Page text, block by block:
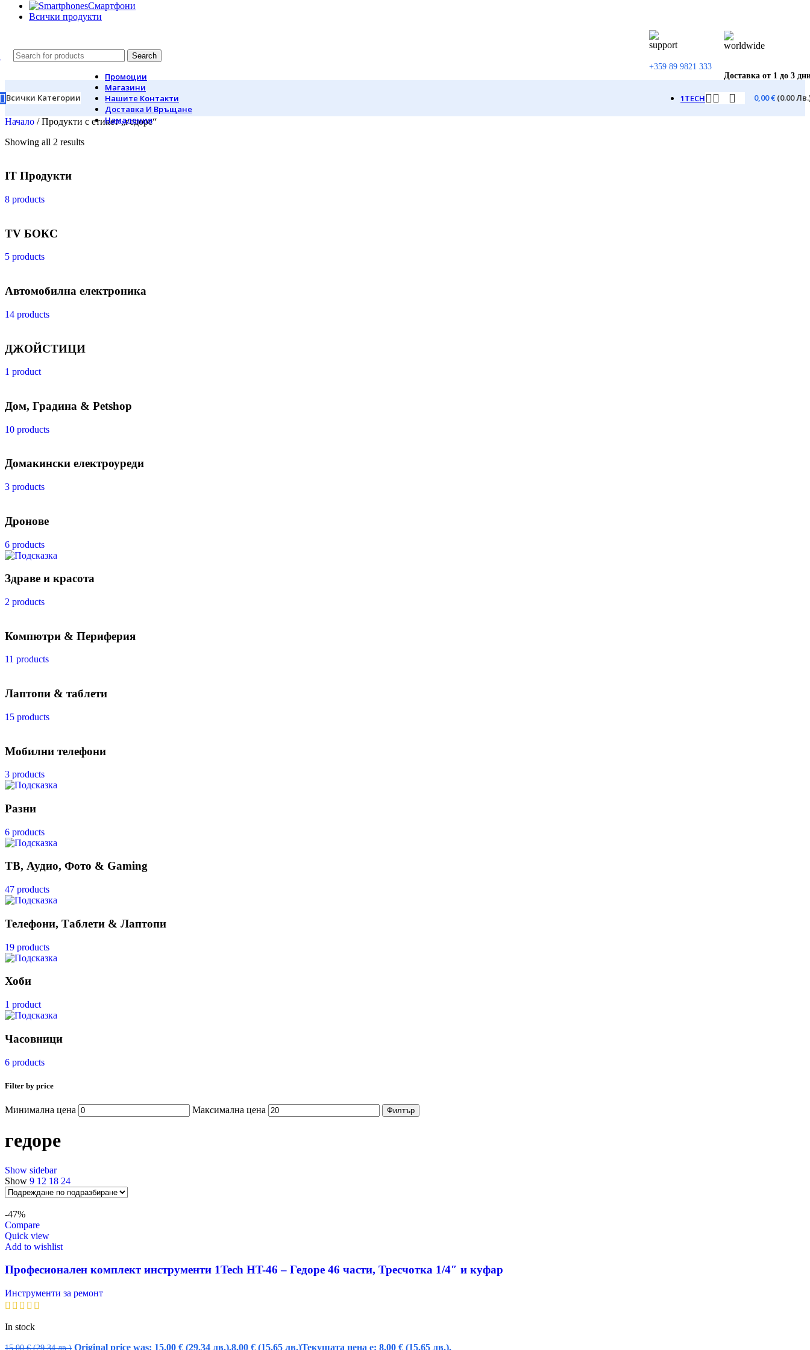
Смартфони
Всички продукти
Search
+359 89 9821 333
Доставка от 1 до 3
Всички Категории
Промоции
Магазини
Нашите Контакти
Доставка И Връщане
Намаления
1TECH 0,00€ (0.00
Начало / Продукти с етикет „гедоре“
Showing all 2 results
IT Продукти
8 products
TV БОКС
5 products
Автомобилна електроника
14 products
ДЖОЙСТИЦИ
1 product
Дом, Градина & Petshop
10 products
Домакински електроуреди
3 products
Дронове
6 products
Здраве и красота
2 products
Компютри & Периферия
11 products
Лаптопи & таблети
15 products
Мобилни телефони
3 products
Разни
6 products
ТВ, Аудио, Фото & Gaming
47 products
Телефони, Таблети & Лаптопи
19 products
Хоби
1 product
Часовници
6 products
Filter by price
Минимална цена Максимална цена Филтър
гедоре
Show sidebar
Show 9 12 18 24
-47%
Compare
Quick view
Add to wishlist
Професионален комплект инструменти 1Tech HT-46 – Гедоре 46 части, Тресчотка 1/4″ и куфар
Инструменти за ремонт
In stock
15,00€ (29.34 лв.) Original price was: 15,00 € (29.34 лв.).8,00 € (15.65 лв.)Текущата цена е: 8,00 € (15.65 лв.).